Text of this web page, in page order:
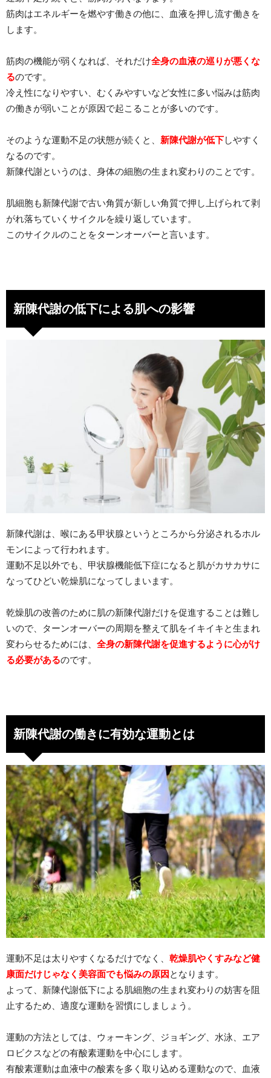
筋肉はエネルギーを燃やす働きの他に、血液を押し流す働きを
します。
筋肉の機能が弱くなれば、それだけ全身の血液の巡りが悪くな
るのです。
冷え性になりやすい、むくみやすいなど女性に多い悩みは筋肉
の働きが弱いことが原因で起こることが多いのです。
そのような運動不足の状態が続くと、 新陳代謝が低下しやすく
なるのです。
新陳代謝というのは、身体の細胞の生まれ変わりのことです。
肌細胞も新陳代謝で古い角質が新しい角質で押し上げられて剥
がれ落ちていくサイクルを繰り返しています。
このサイクルのことをターンオーバーと言います。
新陳代謝の低下による肌への影響
新陳代謝は、喉にある甲状腺というところから分泌されるホル
モンによって行われます。
運動不足以外でも、甲状腺機能低下症になると肌がカサカサに
なってひどい乾燥肌になってしまいます。
乾燥肌の改善のために肌の新陳代謝だけを促進することは難し
いので、ターンオーバーの周期を整えて肌をイキイキと生まれ
変わらせるためには、 全身の新陳代謝を促進するように心がけ
る必要があるのです。
新陳代謝の働きに有効な運動とは
運動不足は太りやすくなるだけでなく、 乾燥肌やくすみなど健
康面だけじゃなく美容面でも悩みの原因 となります。
よって、新陳代謝低下による肌細胞の生まれ変わりの妨害を阻
止するため、適度な運動を習慣にしましょう。
運動の方法としては、ウォーキング、ジョギング、水泳、エア
ロビクスなどの有酸素運動を中心にします。
有酸素運動は血液中の酸素を多く取り込める運動なので、血液